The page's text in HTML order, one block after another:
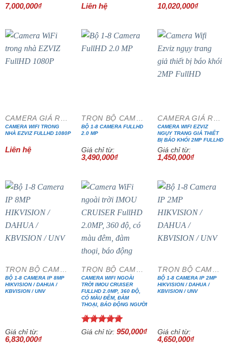
7,000,000₫
Được xếp
Liên hệ 10,020,000₫
CAMERA WIFI TRONG
NHÀ EZVIZ FULLHD 1080P
Liên hệ
BỘ 1-8 CAMERA FULLHD
2.0 MP
Giá chỉ từ:
3,490,000₫
CAMERA WIFI EZVIZ
NGỤY TRANG GIẢ THIẾT
BỊ BÁO KHÓI 2MP FULLHD
Giá chỉ từ:
1,450,000₫
BỘ 1-8 CAMERA IP 8MP
HIKVISION / DAHUA /
KBVISION / UNV
Giá chỉ từ:
6,830,000₫
CAMERA WIFI NGOÀI
TRỜI IMOU CRUISER
FULLHD 2.0MP, 360 ĐỘ,
CÓ MÀU ĐÊM, ĐÀM
THOẠI, BÁO ĐỘNG NGƯỜI
Được xếp
Giá chỉ từ:950,000₫
BỘ 1-8 CAMERA IP 2MP
HIKVISION / DAHUA /
KBVISION / UNV
Giá chỉ từ:
4,650,000₫